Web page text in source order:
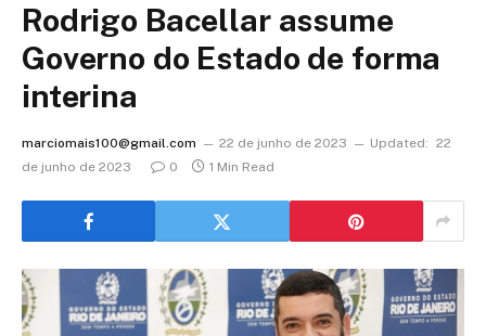
Rodrigo Bacellar assume
Governo do Estado de forma
interina
marciomais100@gmail.com 22 de junho de 2023 Updated: 22
de junho de 2023
0 1 Min Read